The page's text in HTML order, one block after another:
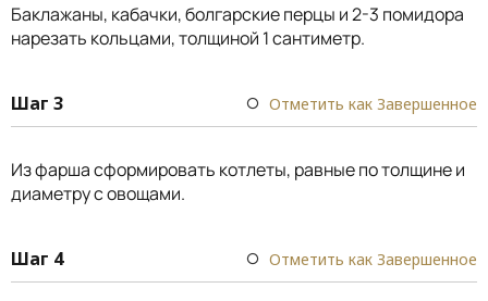
Баклажаны, кабачки, болгарские перцы и 2-3 помидора
нарезать кольцами, толщиной 1 сантиметр.
Шаг 3 Отметить как Завершенное
Из фарша сформировать котлеты, равные по толщине и
диаметру с овощами.
Шаг 4 Отметить как Завершенное